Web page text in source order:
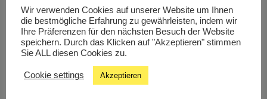
Subscribe
in
Google
Subscribe
in
Outlook
Export
for
Google
Export
for
Outlook
Wir verwenden Cookies auf unserer Website um Ihnen
die bestmögliche Erfahrung zu gewährleisten, indem wir
Ihre Präferenzen für den nächsten Besuch der Website
speichern. Durch das Klicken auf "Akzeptieren" stimmen
Sie ALL diesen Cookies zu.
Cookie settings Akzeptieren